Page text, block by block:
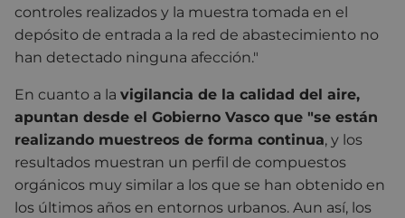
controles realizados y la muestra tomada en el
depósito de entrada a la red de abastecimiento no
han detectado ninguna afección."
En cuanto a la vigilancia de la calidad del aire,
apuntan desde el Gobierno Vasco que "se están
realizando muestreos de forma continua, y los
resultados muestran un perfil de compuestos
orgánicos muy similar a los que se han obtenido en
los últimos años en entornos urbanos. Aun así, los